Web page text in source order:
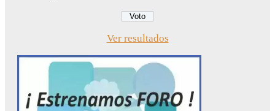
Ver resultados